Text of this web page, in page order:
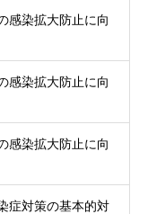
感染拡大防止に向
感染拡大防止に向
感染拡大防止に向
症対策の基本的対